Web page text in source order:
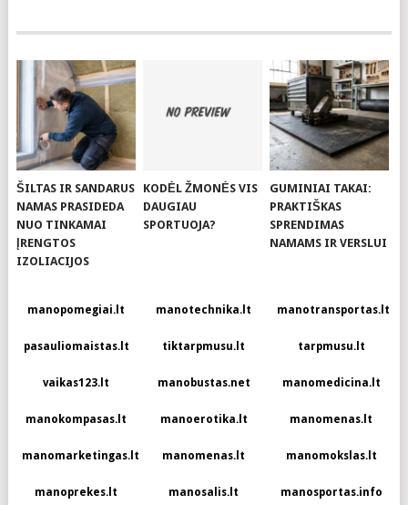
ŠILTAS IR SANDARUS
NAMAS PRASIDEDA
NUO TINKAMAI
ĮRENGTOS
IZOLIACIJOS
KODĖL ŽMONĖS VIS
DAUGIAU
SPORTUOJA?
GUMINIAI TAKAI:
PRAKTIŠKAS
SPRENDIMAS
NAMAMS IR VERSLUI
manopomegiai.lt manotechnika.lt manotransportas.lt
pasauliomaistas.lt tiktarpmusu.lt tarpmusu.lt
vaikas123.lt manobustas.net manomedicina.lt
manokompasas.lt manoerotika.lt manomenas.lt
manomarketingas.lt manomenas.lt manomokslas.lt
manoprekes.lt manosalis.lt manosportas.info